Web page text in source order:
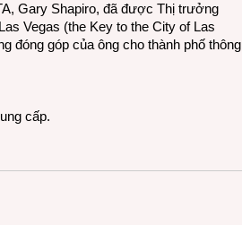
Gary Shapiro, đã được Thị trưởng
Vegas (the Key to the City of Las
đóng góp của ông cho thành phố thông
cấp.